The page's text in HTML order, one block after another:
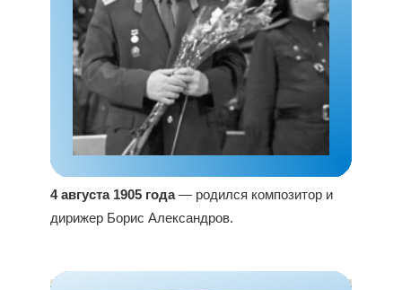
4 августа 1905 года— родился композитор и
дирижер Борис Александров.